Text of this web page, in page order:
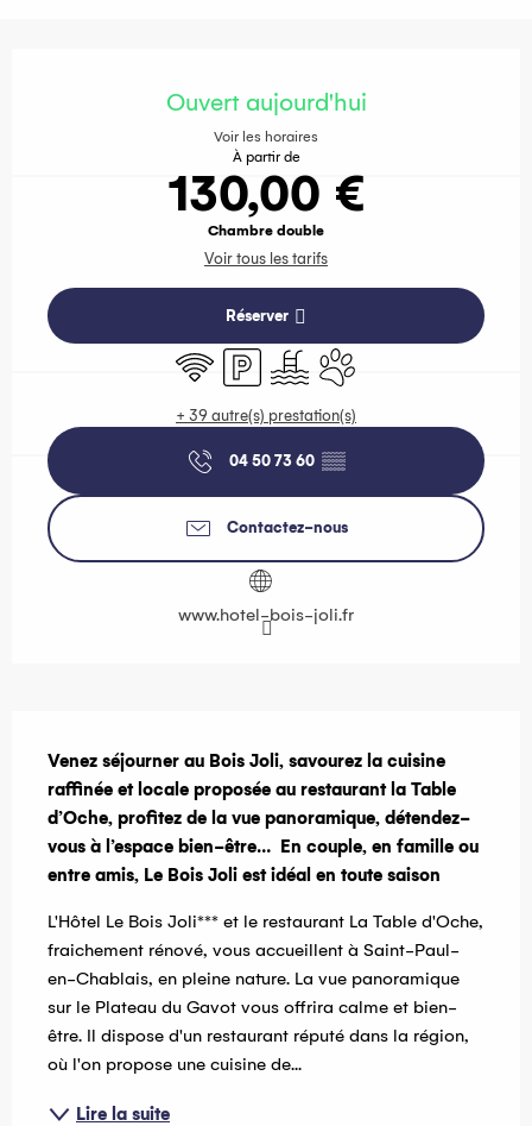
Ouvert aujourd'hui
Voir les horaires
À partir de
130,00 €
Chambre double
Voir tous les tarifs
Réserver
WiFi Parking PiscineAnimaux acceptés
+ 39 autre(s) prestation(s)
04 50 73 60 ▒▒
Contactez-nous
www.hotel-bois-joli.fr
Venez séjourner au Bois Joli, savourez la cuisine
raffinée et locale proposée au restaurant la Table
d’Oche, profitez de la vue panoramique, détendez-
vous à l’espace bien-être…  En couple, en famille ou
entre amis, Le Bois Joli est idéal en toute saison
L'Hôtel Le Bois Joli*** et le restaurant La Table d'Oche,
fraichement rénové, vous accueillent à Saint-Paul-
en-Chablais, en pleine nature. La vue panoramique
sur le Plateau du Gavot vous offrira calme et bien-
être. Il dispose d'un restaurant réputé dans la région,
où l'on propose une cuisine de...
Lire la suite